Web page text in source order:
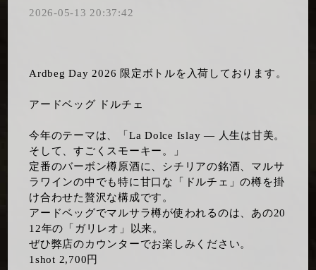
2026-05-13 20:37:42
Ardbeg Day 2026 限定ボトルを入荷しております。
アードベッグ ドルチェ
​今年のテーマは、「La Dolce Islay ― 人生は甘美。
そして、すごくスモーキー。」
​定番のバーボン樽原酒に、シチリアの銘酒、マルサ
ラワインの中でも特に甘口な「ドルチェ」の樽を掛
け合わせた贅沢な構成です。
アードベッグでマルサラ樽が使われるのは、あの20
12年の「ガリレオ」以来。
​ぜひ弊店のカウンターでお楽しみください。
​1shot 2,700円